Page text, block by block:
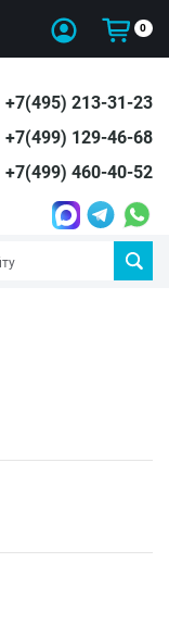
0
+7(495) 213-31-23
+7(499) 129-46-68
+7(499) 460-40-52